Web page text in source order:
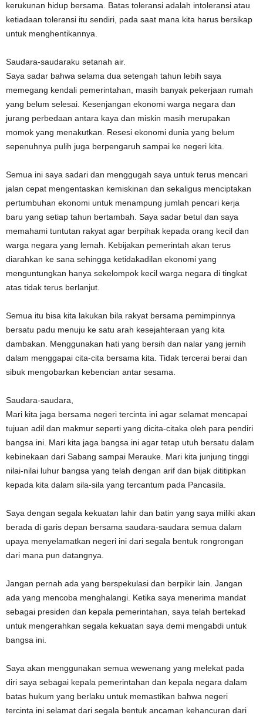
kerukunan hidup bersama. Batas toleransi adalah intoleransi atau
ketiadaan toleransi itu sendiri, pada saat mana kita harus bersikap
untuk menghentikannya.
Saudara-saudaraku setanah air.
Saya sadar bahwa selama dua setengah tahun lebih saya
memegang kendali pemerintahan, masih banyak pekerjaan rumah
yang belum selesai. Kesenjangan ekonomi warga negara dan
jurang perbedaan antara kaya dan miskin masih merupakan
momok yang menakutkan. Resesi ekonomi dunia yang belum
sepenuhnya pulih juga berpengaruh sampai ke negeri kita.
Semua ini saya sadari dan menggugah saya untuk terus mencari
jalan cepat mengentaskan kemiskinan dan sekaligus menciptakan
pertumbuhan ekonomi untuk menampung jumlah pencari kerja
baru yang setiap tahun bertambah. Saya sadar betul dan saya
memahami tuntutan rakyat agar berpihak kepada orang kecil dan
warga negara yang lemah. Kebijakan pemerintah akan terus
diarahkan ke sana sehingga ketidakadilan ekonomi yang
menguntungkan hanya sekelompok kecil warga negara di tingkat
atas tidak terus berlanjut.
Semua itu bisa kita lakukan bila rakyat bersama pemimpinnya
bersatu padu menuju ke satu arah kesejahteraan yang kita
dambakan. Menggunakan hati yang bersih dan nalar yang jernih
dalam menggapai cita-cita bersama kita. Tidak tercerai berai dan
sibuk mengobarkan kebencian antar sesama.
Saudara-saudara,
Mari kita jaga bersama negeri tercinta ini agar selamat mencapai
tujuan adil dan makmur seperti yang dicita-citaka oleh para pendiri
bangsa ini. Mari kita jaga bangsa ini agar tetap utuh bersatu dalam
kebinekaan dari Sabang sampai Merauke. Mari kita junjung tinggi
nilai-nilai luhur bangsa yang telah dengan arif dan bijak dititipkan
kepada kita dalam sila-sila yang tercantum pada Pancasila.
Saya dengan segala kekuatan lahir dan batin yang saya miliki akan
berada di garis depan bersama saudara-saudara semua dalam
upaya menyelamatkan negeri ini dari segala bentuk rongrongan
dari mana pun datangnya.
Jangan pernah ada yang berspekulasi dan berpikir lain. Jangan
ada yang mencoba menghalangi. Ketika saya menerima mandat
sebagai presiden dan kepala pemerintahan, saya telah bertekad
untuk mengerahkan segala kekuatan saya demi mengabdi untuk
bangsa ini.
Saya akan menggunakan semua wewenang yang melekat pada
diri saya sebagai kepala pemerintahan dan kepala negara dalam
batas hukum yang berlaku untuk memastikan bahwa negeri
tercinta ini selamat dari segala bentuk ancaman kehancuran dari